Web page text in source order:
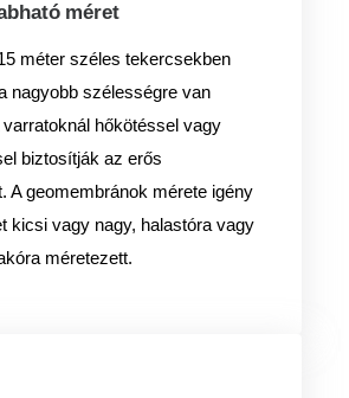
méret
méter széles tekercsekben
nagyobb szélességre van
hőkötéssel vagy
biztosítják az erős
A geomembránok mérete igény
kicsi vagy nagy, halastóra vagy
méretezett.